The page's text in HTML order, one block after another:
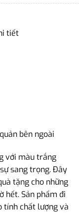
tiết
bên ngoài
với màu trắng
sang trọng. Đây
tặng cho những
hết. Sản phẩm đi
tính chất lượng và